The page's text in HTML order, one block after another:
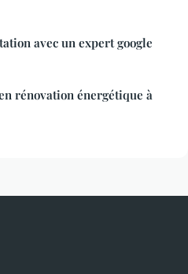
avec un expert google
rénovation énergétique à